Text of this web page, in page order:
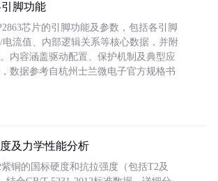
脚功能
芯片的引脚功能及参数，包括各引脚
电流值、内部逻辑关系等核心数据，并附
内容涵盖驱动配置、保护机制及典型应
数据参考自杭州士兰微电子官方规格书
及力学性能分析
铜的国标硬度和抗拉强度（包括T2及